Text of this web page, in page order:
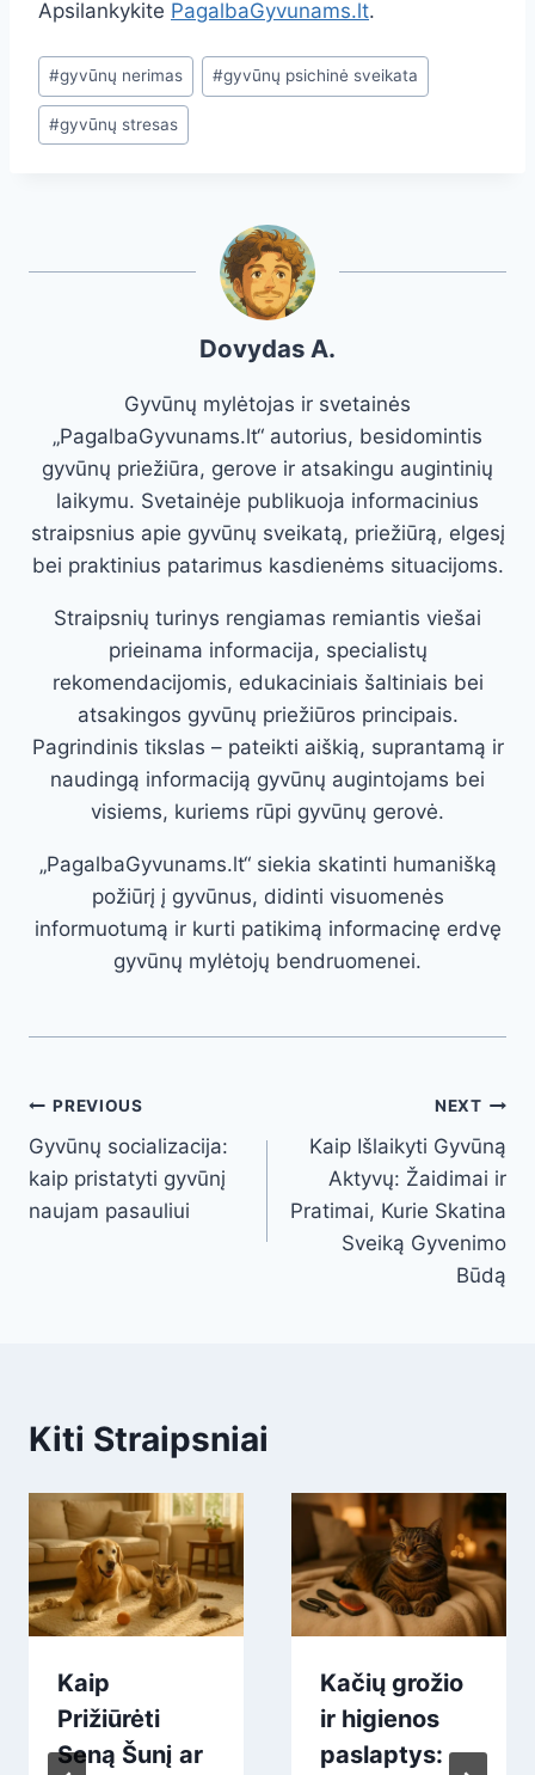
Apsilankykite PagalbaGyvunams.lt.
Post
Tags:
#gyvūnų nerimas #gyvūnų psichinė sveikata
#gyvūnų stresas
Dovydas A.
Gyvūnų mylėtojas ir svetainės
„PagalbaGyvunams.lt“ autorius, besidomintis
gyvūnų priežiūra, gerove ir atsakingu augintinių
laikymu. Svetainėje publikuoja informacinius
straipsnius apie gyvūnų sveikatą, priežiūrą, elgesį
bei praktinius patarimus kasdienėms situacijoms.
Straipsnių turinys rengiamas remiantis viešai
prieinama informacija, specialistų
rekomendacijomis, edukaciniais šaltiniais bei
atsakingos gyvūnų priežiūros principais.
Pagrindinis tikslas – pateikti aiškią, suprantamą ir
naudingą informaciją gyvūnų augintojams bei
visiems, kuriems rūpi gyvūnų gerovė.
„PagalbaGyvunams.lt“ siekia skatinti humanišką
požiūrį į gyvūnus, didinti visuomenės
informuotumą ir kurti patikimą informacinę erdvę
gyvūnų mylėtojų bendruomenei.
Post
navigation
PREVIOUS
Gyvūnų socializacija:
kaip pristatyti gyvūnį
naujam pasauliui
NEXT
Kaip Išlaikyti Gyvūną
Aktyvų: Žaidimai ir
Pratimai, Kurie Skatina
Sveiką Gyvenimo
Būdą
Kiti Straipsniai
Kaip
Prižiūrėti
Seną Šunį ar
Kačių grožio
ir higienos
paslaptys: